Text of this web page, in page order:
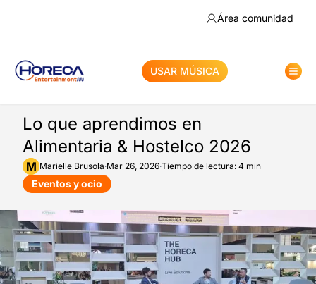
Área comunidad
USAR MÚSICA
Lo que aprendimos en
Alimentaria & Hostelco 2026
M Marielle Brusola·Mar 26, 2026·Tiempo de lectura: 4 min
Eventos y ocio